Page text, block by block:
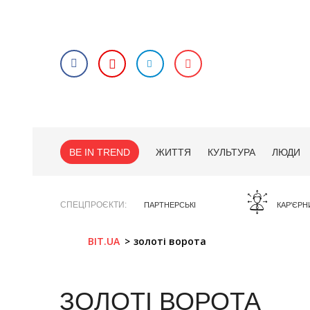
BE IN TREND ЖИТТЯ КУЛЬТУРА ЛЮДИ
СПЕЦПРОЄКТИ ПАРТНЕРСЬКІ
BIT.UA золоті ворота
ЗОЛОТІ ВОРОТА